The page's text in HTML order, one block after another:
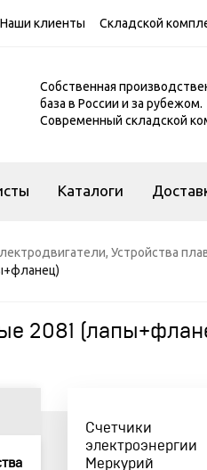
Наши клиенты Складской
Собственная
база в России и за рубежом.
Современный складской
Каталоги
Устройства
2081
Счетчики
электроэнергии
Меркурий